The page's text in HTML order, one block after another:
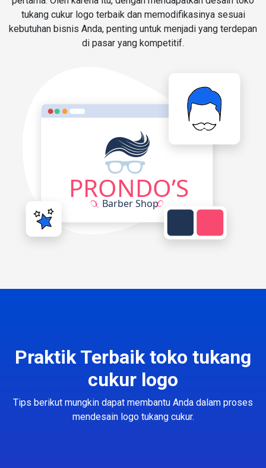
tukang cukur logo terbaik dan memodifikasinya sesuai
kebutuhan bisnis Anda, penting untuk menjadi yang terdepan
di pasar yang kompetitif.
Praktik Terbaik toko tukang
cukur logo
Tips berikut mungkin dapat membantu Anda dalam proses
mendesain logo tukang cukur.